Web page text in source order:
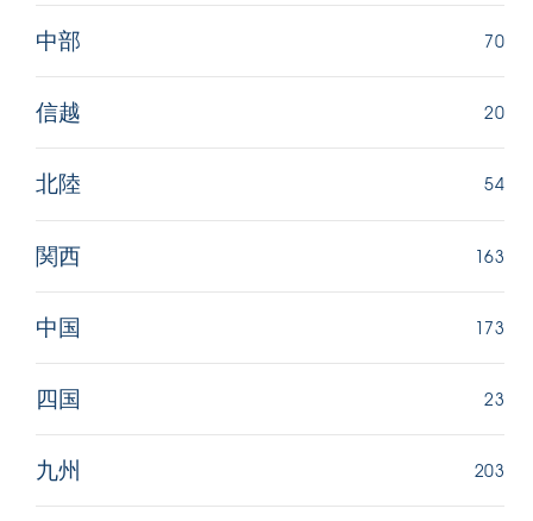
中部 70
信越 20
北陸 54
関西 163
中国 173
四国 23
九州 203